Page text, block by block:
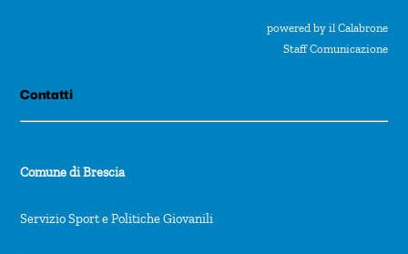
powered by il Calabrone
Staff Comunicazione
Contatti
Comune di Brescia
Servizio Sport e Politiche Giovanili